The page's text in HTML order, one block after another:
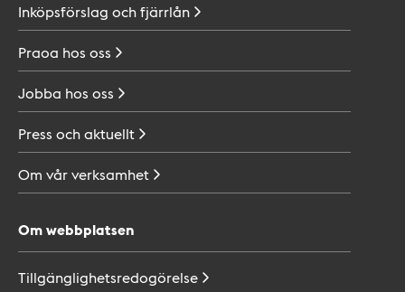
Inköpsförslag ochfjärrlån
Praoa hos oss
Jobba hos oss
Press ochaktuellt
Om vårverksamhet
Om webbplatsen
Tillgänglighetsredogörelse